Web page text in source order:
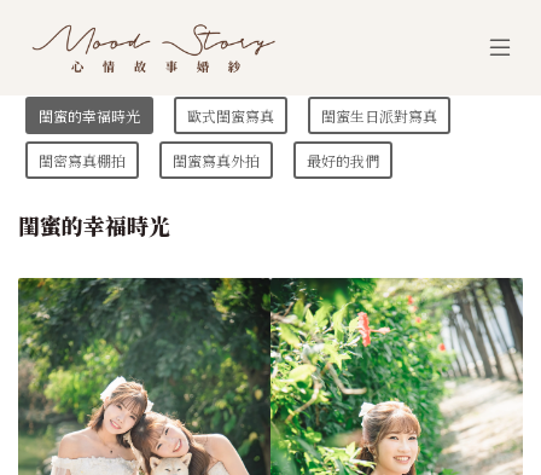
閨蜜的幸福時光 歐式閨蜜寫真 閨蜜生日派對寫真
閨密寫真棚拍 閨蜜寫真外拍 最好的我們
閨蜜的幸福時光